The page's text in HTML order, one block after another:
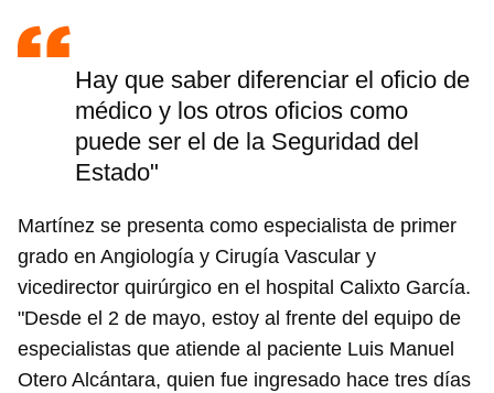
Hay que saber diferenciar el oficio de
médico y los otros oficios como
puede ser el de la Seguridad del
Estado"
Martínez se presenta como especialista de primer
grado en Angiología y Cirugía Vascular y
vicedirector quirúrgico en el hospital Calixto García.
"Desde el 2 de mayo, estoy al frente del equipo de
especialistas que atiende al paciente Luis Manuel
Otero Alcántara, quien fue ingresado hace tres días